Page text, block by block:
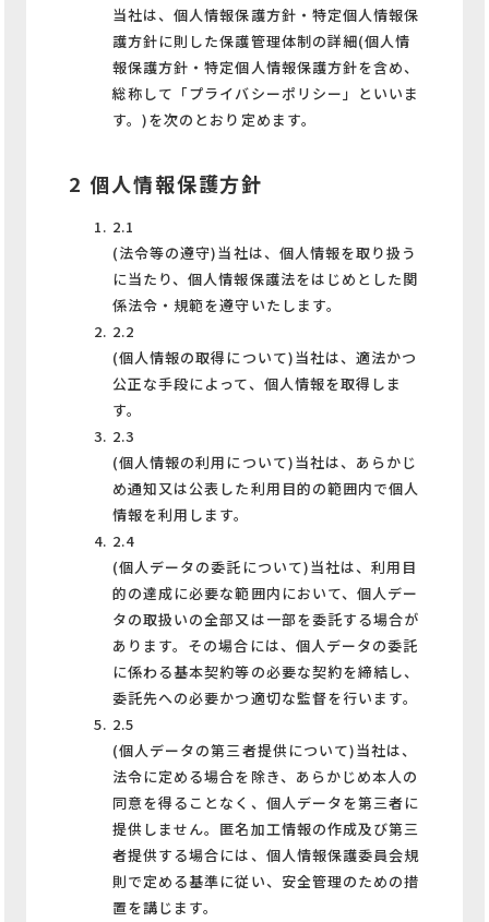
当社は、個人情報保護方針・特定個人情報保
護方針に則した保護管理体制の詳細(個人情
報保護方針・特定個人情報保護方針を含め、
総称して「プライバシーポリシー」といいま
す。)を次のとおり定めます。
2 個人情報保護方針
2.1
(法令等の遵守)当社は、個人情報を取り扱う
に当たり、個人情報保護法をはじめとした関
係法令・規範を遵守いたします。
2.2
(個人情報の取得について)当社は、適法かつ
公正な手段によって、個人情報を取得しま
す。
2.3
(個人情報の利用について)当社は、あらかじ
め通知又は公表した利用目的の範囲内で個人
情報を利用します。
2.4
(個人データの委託について)当社は、利用目
的の達成に必要な範囲内において、個人デー
タの取扱いの全部又は一部を委託する場合が
あります。その場合には、個人データの委託
に係わる基本契約等の必要な契約を締結し、
委託先への必要かつ適切な監督を行います。
2.5
(個人データの第三者提供について)当社は、
法令に定める場合を除き、あらかじめ本人の
同意を得ることなく、個人データを第三者に
提供しません。匿名加工情報の作成及び第三
者提供する場合には、個人情報保護委員会規
則で定める基準に従い、安全管理のための措
置を講じます。